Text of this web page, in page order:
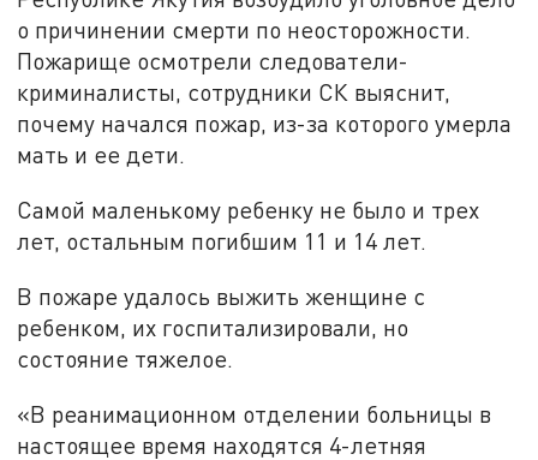
о причинении смерти по неосторожности.
Пожарище осмотрели следователи-
криминалисты, сотрудники СК выяснит,
почему начался пожар, из-за которого умерла
мать и ее дети.
Самой маленькому ребенку не было и трех
лет, остальным погибшим 11 и 14 лет.
В пожаре удалось выжить женщине с
ребенком, их госпитализировали, но
состояние тяжелое.
«В реанимационном отделении больницы в
настоящее время находятся 4-летняя